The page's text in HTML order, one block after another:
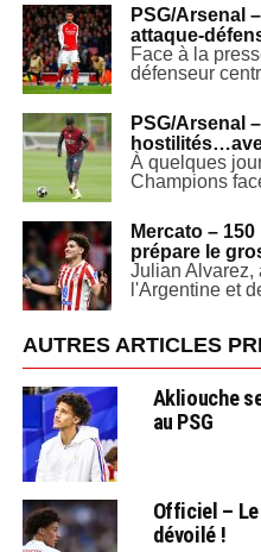
PSG/Arsenal
attaque-
Face à la
défenseur
PSG/Arsenal
À quelques
Champions
Mercato –
prépare le
Julian Alvarez,
l'Argentine et
AUTRES ARTICLES
Akliouche
au PSG
Officiel – Le
dévoilé !